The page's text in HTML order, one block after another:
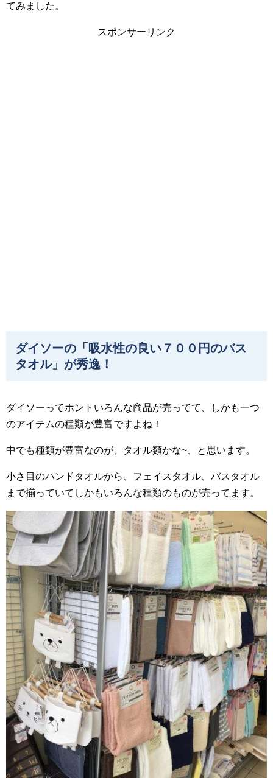
てみました。
スポンサーリンク
ダイソーの「吸水性の良い７００円のバス
タオル」が秀逸！
ダイソーってホントいろんな商品が売ってて、しかも一つ
のアイテムの種類が豊富ですよね！
中でも種類が豊富なのが、タオル類かな~、と思います。
小さ目のハンドタオルから、フェイスタオル、バスタオル
まで揃っていてしかもいろんな種類のものが売ってます。